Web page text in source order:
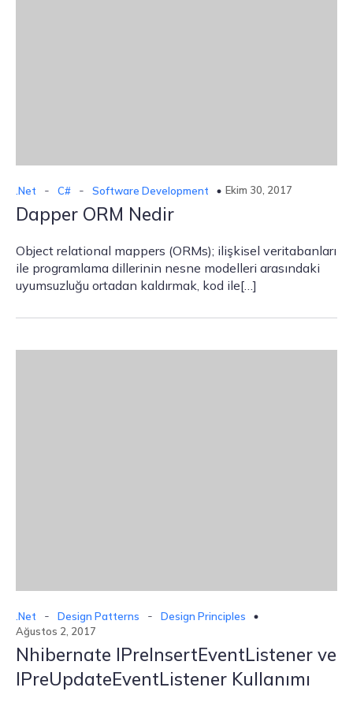
.Net - C# - Software Development Ekim 30, 2017
Dapper ORM Nedir
Object relational mappers (ORMs); ilişkisel veritabanları
ile programlama dillerinin nesne modelleri arasındaki
uyumsuzluğu ortadan kaldırmak, kod ile[…]
.Net - Design Patterns -
Design Principles
Ağustos 2, 2017
Nhibernate IPreInsertEventListener ve
IPreUpdateEventListener Kullanımı